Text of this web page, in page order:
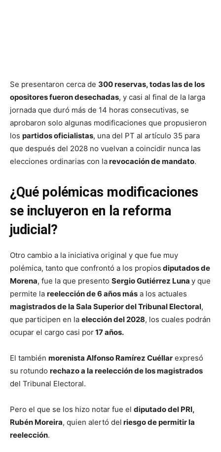
Se presentaron cerca de 300 reservas, todas las de los
opositores fueron desechadas, y casi al final de la larga
jornada que duró más de 14 horas consecutivas, se
aprobaron solo algunas modificaciones que propusieron
los partidos oficialistas, una del PT al artículo 35 para
que después del 2028 no vuelvan a coincidir nunca las
elecciones ordinarias con larevocación de mandato.
¿Qué polémicas modificaciones
se incluyeron en la reforma
judicial?
Otro cambio a la iniciativa original y que fue muy
polémica, tanto que confrontó a los propios diputados de
Morena, fue la que presento Sergio Gutiérrez Luna y que
permite la reelección de 6 años más a los actuales
magistrados de la Sala Superior del Tribunal Electoral,
que participen en la elección del 2028, los cuales podrán
ocupar el cargo casi por17 años.
El también morenista Alfonso Ramírez Cuéllar expresó
su rotundo rechazo a la reelección de los magistrados
del Tribunal Electoral.
Pero el que se los hizo notar fue el diputado del PRI,
Rubén Moreira, quien alertó del riesgo de permitir la
reelección.